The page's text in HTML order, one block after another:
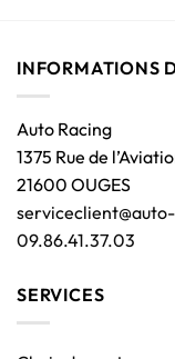
INFORMATIONS
Auto Racing
1375 Rue de
21600 OUGES
09.86.41.37.03
SERVICES